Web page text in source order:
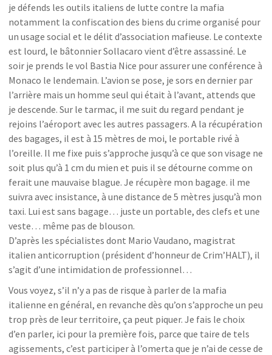
je défends les outils italiens de lutte contre la mafia
notamment la confiscation des biens du crime organisé pour
un usage social et le délit d’association mafieuse. Le contexte
est lourd, le bâtonnier Sollacaro vient d’être assassiné. Le
soir je prends le vol Bastia Nice pour assurer une conférence à
Monaco le lendemain. L’avion se pose, je sors en dernier par
l’arrière mais un homme seul qui était à l’avant, attends que
je descende. Sur le tarmac, il me suit du regard pendant je
rejoins l’aéroport avec les autres passagers. A la récupération
des bagages, il est à 15 mètres de moi, le portable rivé à
l’oreille. Il me fixe puis s’approche jusqu’à ce que son visage ne
soit plus qu’à 1 cm du mien et puis il se détourne comme on
ferait une mauvaise blague. Je récupère mon bagage. il me
suivra avec insistance, à une distance de 5 mètres jusqu’à mon
taxi. Lui est sans bagage… juste un portable, des clefs et une
veste… même pas de blouson.
D’après les spécialistes dont Mario Vaudano, magistrat
italien anticorruption (président d’honneur de Crim’HALT), il
s’agit d’une intimidation de professionnel…
Vous voyez, s’il n’y a pas de risque à parler de la mafia
italienne en général, en revanche dès qu’on s’approche un peu
trop près de leur territoire, ça peut piquer. Je fais le choix
d’en parler, ici pour la première fois, parce que taire de tels
agissements, c’est participer à l’omerta que je n’ai de cesse de